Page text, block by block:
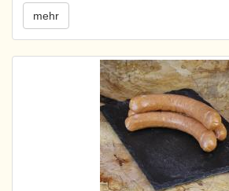
mehr